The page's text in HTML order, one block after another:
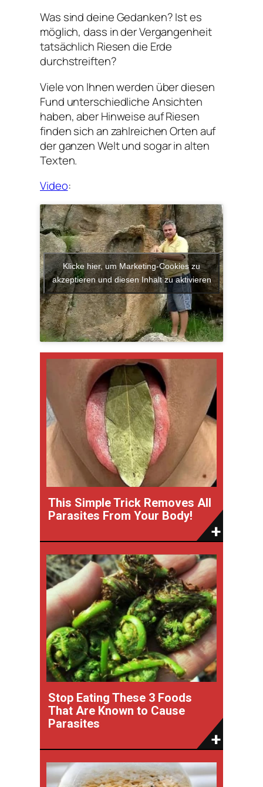
Was sind deine Gedanken? Ist es
möglich, dass in der Vergangenheit
tatsächlich Riesen die Erde
durchstreiften?
Viele von Ihnen werden über diesen
Fund unterschiedliche Ansichten
haben, aber Hinweise auf Riesen
finden sich an zahlreichen Orten auf
der ganzen Welt und sogar in alten
Texten.
Video:
Klicke hier, um Marketing-Cookies zu
akzeptieren und diesen Inhalt zu aktivieren
This Simple Trick Removes All
Parasites From Your Body!
Stop Eating These 3 Foods
That Are Known to Cause
Parasites